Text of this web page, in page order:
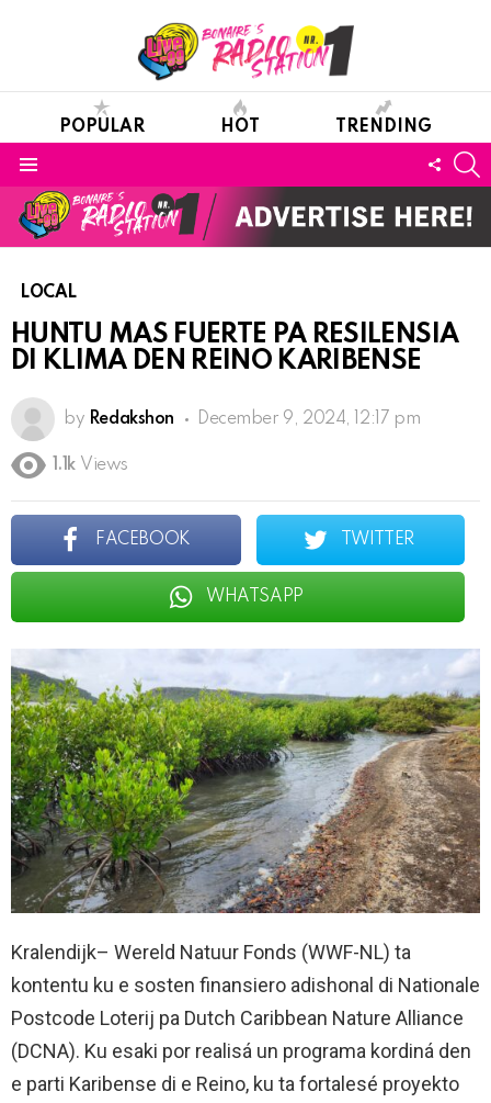
POPULAR HOT TRENDING
LOCAL
HUNTU MAS FUERTE PA RESILENSIA
DI KLIMA DEN REINO KARIBENSE
by Redakshon December 9, 2024, 12:17 pm
1.1k Views
FACEBOOK TWITTER
WHATSAPP
Kralendijk– Wereld Natuur Fonds (WWF-NL) ta
kontentu ku e sosten finansiero adishonal di Nationale
Postcode Loterij pa Dutch Caribbean Nature Alliance
(DCNA). Ku esaki por realisá un programa kordiná den
e parti Karibense di e Reino, ku ta fortalesé proyekto